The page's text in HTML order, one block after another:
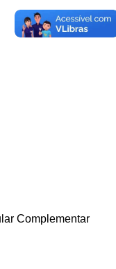
Complementar